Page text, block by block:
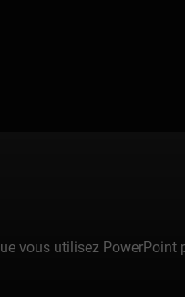
vous utilisez PowerPoint